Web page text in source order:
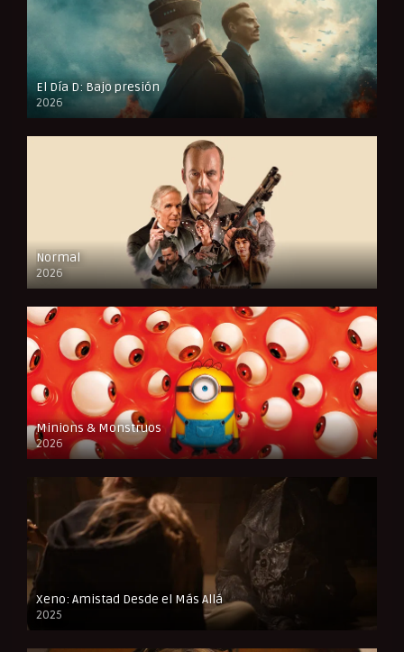
El Día D: Bajo presión
2026
FULL HD
Normal
2026
FULL HD
Minions & Monstruos
2026
CAM
Xeno: Amistad Desde el Más Allá
2025
FULL HD